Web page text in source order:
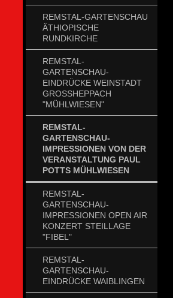
REMSTAL-GARTENSCHAU
ÄTHIOPISCHE
RUNDKIRCHE
REMSTAL-
GARTENSCHAU-
EINDRÜCKE WEINSTADT
GROSSHEPPACH
"MÜHLWIESEN"
REMSTAL-
GARTENSCHAU-
IMPRESSIONEN VON DER
VERANSTALTUNG PAUL
POTTS MÜHLWIESEN
REMSTAL-
GARTENSCHAU-
IMPRESSIONEN OPEN AIR
KONZERT STEILLAGE
"FIBEL"
REMSTAL-
GARTENSCHAU-
EINDRÜCKE WAIBLINGEN